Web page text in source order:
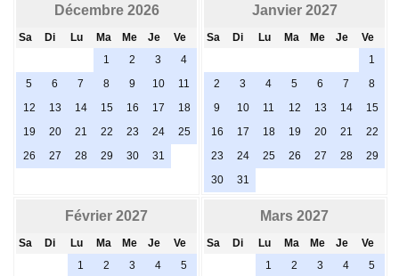
Décembre 2026
Sa Di Lu Ma Me Je
Ve
1
2 3
4
5
6 7 8 9 10
11
12
13 14 15 16 17
18
19
20 21 22 23 24
25
26
27 28 29 30 31
Janvier 2027
Sa Di Lu Ma Me Je
Ve
1
2
3 4 5 6 7
8
9
10 11 12 13 14
15
16
17 18 19 20 21
22
23
24 25 26 27 28
29
30
31
Février 2027
Sa Di Lu Ma Me Je
Ve
1
2 3 4
5
Mars 2027
Sa Di Lu Ma Me Je
Ve
1
2 3 4
5